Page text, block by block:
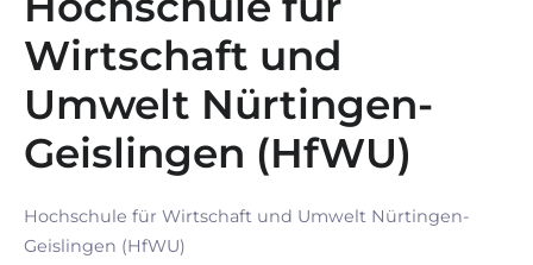
Wirtschaft und
Umwelt Nürtingen-
Geislingen (HfWU)
Hochschule für Wirtschaft und Umwelt Nürtingen-
Geislingen (HfWU)